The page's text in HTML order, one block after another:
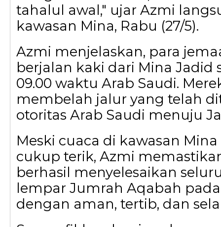
tahalul awal," ujar Azmi
kawasan Mina, Rabu (27/5).
Azmi menjelaskan, para
berjalan kaki dari Mina Jadid
09.00 waktu Arab Saudi.
membelah jalur yang telah
otoritas Arab Saudi menuju
Meski cuaca di kawasan
cukup terik, Azmi
berhasil menyelesaikan
lempar Jumrah Aqabah
dengan aman, tertib, dan